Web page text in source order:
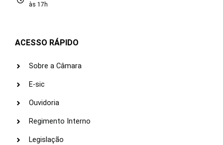
às 17h
ACESSO RÁPIDO
Sobre a Câmara
E-sic
Ouvidoria
Regimento Interno
Legislação